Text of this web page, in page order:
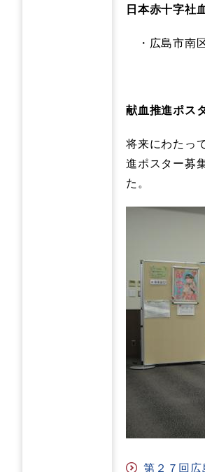
日本赤十字社
・広島市南
献血推進ポス
将来にわたっ
進ポスター募
た。
第２７回